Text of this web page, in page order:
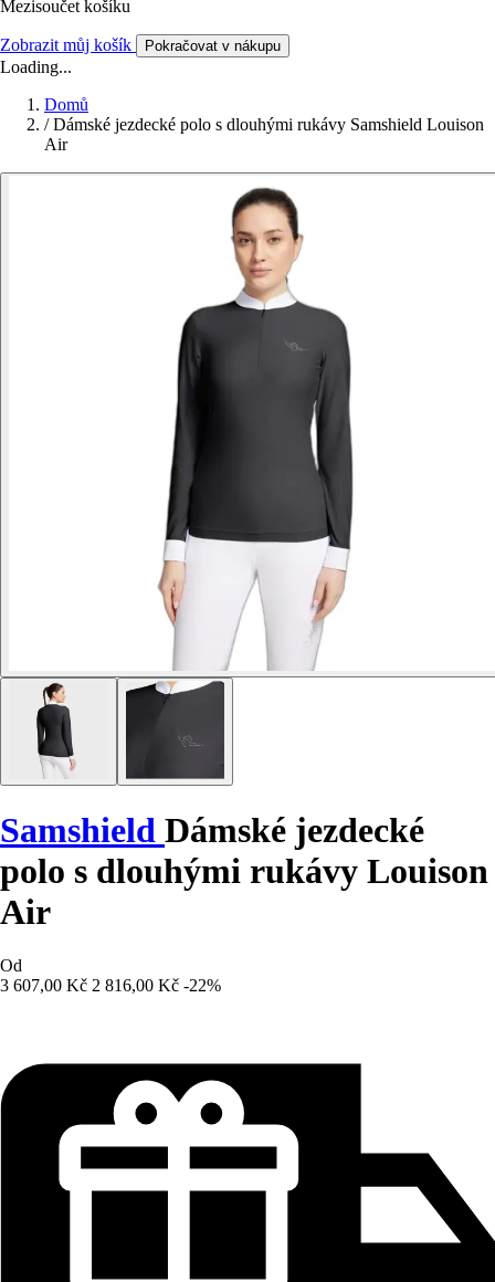
Mezisoučet košíku
Zobrazit můj košík Pokračovat v nákupu
Loading...
Domů
/ Dámské jezdecké polo s dlouhými rukávy Samshield Louison
Air
Samshield Dámské jezdecké
polo s dlouhými rukávy Louison
Air
Od
3 607,00 Kč 2 816,00 Kč -22%